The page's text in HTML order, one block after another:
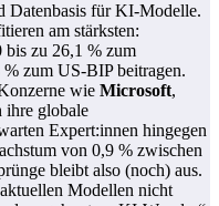
Datenbasis für KI-Modelle.
am stärksten:
zu 26,1 % zum
zum US-BIP beitragen.
wie Microsoft,
ihre globale
Expert:innen hingegen
von 0,9 % zwischen
bleibt also (noch) aus.
Modellen nicht